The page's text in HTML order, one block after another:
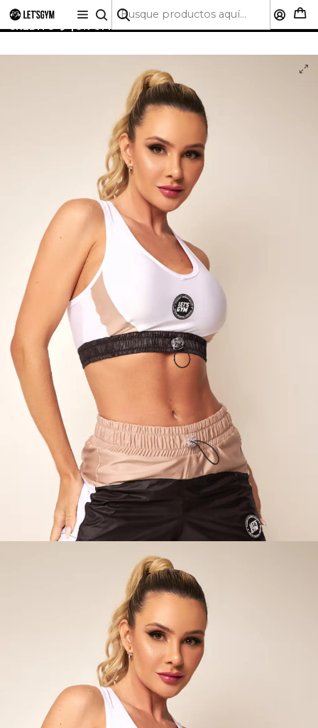
🚚 ENVÍO GRATIS A TODO CHILE SOBRE $50.000 | HASTA
6 CUOTAS SIN INTERÉS CON CUALQUIER TARJETA DE
CRÉDITO 💳 | 5% OFF PRIMERA COMPRA